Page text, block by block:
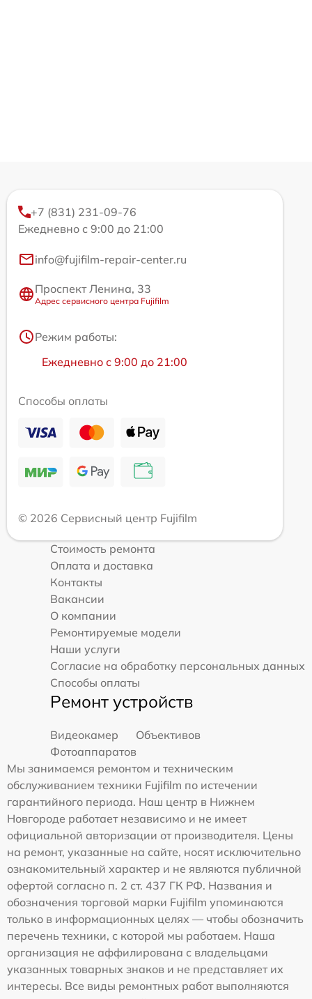
+7 (831) 231-09-76
Ежедневно с 9:00 до 21:00
info@fujifilm-repair-center.ru
Проспект Ленина, 33
Адрес сервисного центра Fujifilm
Режим работы:
Ежедневно с 9:00 до 21:00
Способы оплаты
© 2026 Сервисный центр Fujifilm
Стоимость ремонта
Оплата и доставка
Контакты
Вакансии
О компании
Ремонтируемые модели
Наши услуги
Согласие на обработку персональных данных
Способы оплаты
Ремонт устройств
Видеокамер
Объективов
Фотоаппаратов
Мы занимаемся ремонтом и техническим
обслуживанием техники Fujifilm по истечении
гарантийного периода. Наш центр в Нижнем
Новгороде работает независимо и не имеет
официальной авторизации от производителя. Цены
на ремонт, указанные на сайте, носят исключительно
ознакомительный характер и не являются публичной
офертой согласно п. 2 ст. 437 ГК РФ. Названия и
обозначения торговой марки Fujifilm упоминаются
только в информационных целях — чтобы обозначить
перечень техники, с которой мы работаем. Наша
организация не аффилирована с владельцами
указанных товарных знаков и не представляет их
интересы. Все виды ремонтных работ выполняются